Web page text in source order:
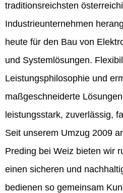
traditionsreichsten
Industrieunternehmen
heute für den Bau von
und Systemlösungen.
Leistungsphilosophie und
maßgeschneiderte
leistungsstark, zuverlässig,
Seit unserem Umzug 2009
Preding bei Weiz bieten wir
einen sicheren und
bedienen so gemeinsam